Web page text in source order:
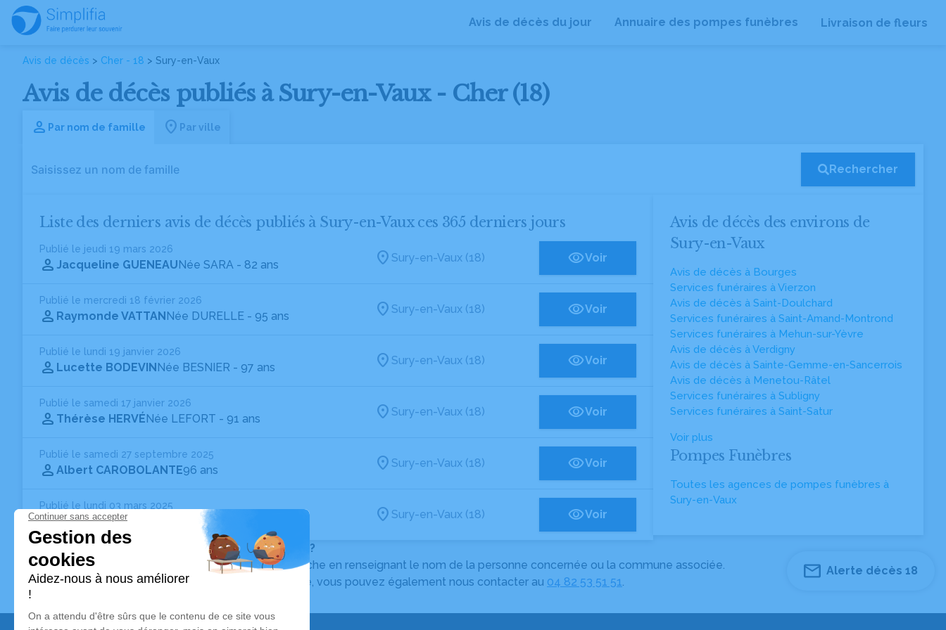
Avis de décès du jour Annuaire des pompes funèbres Livraison de fleurs
Avis de décès > Cher - 18 > Sury-en-Vaux
Avis de décès publiés à Sury-en-Vaux - Cher (18)
Par nom de famille Par ville
Rechercher
Liste des derniers avis de décès publiés à Sury-en-Vaux ces 365 derniers jours
Publié le jeudi 19 mars 2026
Jacqueline GUENEAUNée SARA - 82 ans
Sury-en-Vaux (18) Voir
Publié le mercredi 18 février 2026
Raymonde VATTANNée DURELLE - 95 ans
Sury-en-Vaux (18) Voir
Publié le lundi 19 janvier 2026
Lucette BODEVINNée BESNIER - 97 ans
Sury-en-Vaux (18) Voir
Publié le samedi 17 janvier 2026
Thérèse HERVÉNée LEFORT - 91 ans
Sury-en-Vaux (18) Voir
Publié le samedi 27 septembre 2025
Albert CAROBOLANTE96 ans
Sury-en-Vaux (18) Voir
Publié le lundi 03 mars 2025
Eric WIGNANITZ
Sury-en-Vaux (18) Voir
Avis de décès des environs de
Sury-en-Vaux
Avis de décès à Bourges
Services funéraires à Vierzon
Avis de décès à Saint-Doulchard
Services funéraires à Saint-Amand-Montrond
Services funéraires à Mehun-sur-Yèvre
Avis de décès à Verdigny
Avis de décès à Sainte-Gemme-en-Sancerrois
Avis de décès à Menetou-Râtel
Services funéraires à Subligny
Services funéraires à Saint-Satur
Voir plus
Pompes Funèbres
Toutes les agences de pompes funèbres à
Sury-en-Vaux
Vous ne trouvez pas l’avis de décès recherché ?
Pour affiner votre recherche, utilisez la barre de recherche en renseignant le nom de la personne concernée ou la commune associée.
Pour toute question relative au fonctionnement du site, vous pouvez également nous contacter au 04 82 53 51 51.
Alerte décès 18